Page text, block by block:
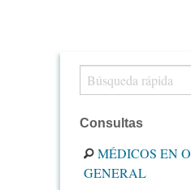
Consultas
MÉDICOS EN
GENERAL